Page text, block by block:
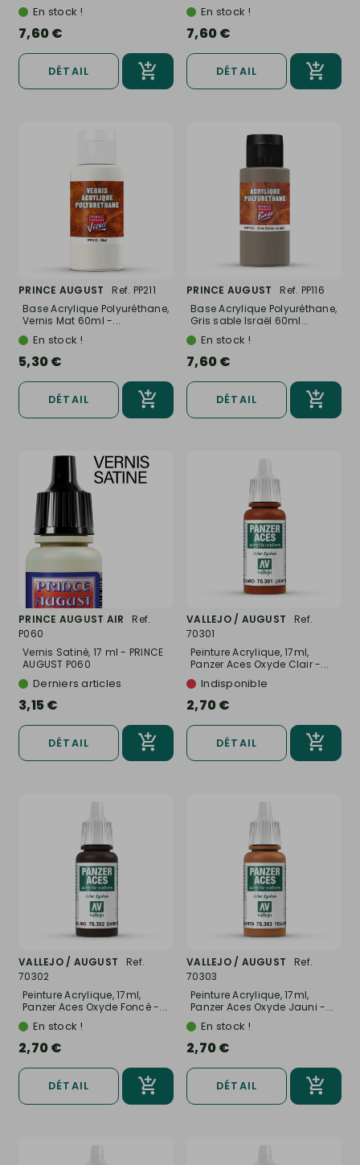
En stock !
7,60 €
DÉTAIL
En stock !
7,60 €
DÉTAIL
PRINCE AUGUST
Ref. PP211
Base Acrylique Polyuréthane,
Vernis Mat 60ml -...
En stock !
5,30 €
DÉTAIL
PRINCE AUGUST
Ref. PP116
Base Acrylique Polyuréthane,
Gris sable Israël 60ml...
En stock !
7,60 €
DÉTAIL
PRINCE AUGUST AIR
Ref.
P060
Vernis Satiné, 17 ml - PRINCE
AUGUST P060
Derniers articles
3,15 €
DÉTAIL
VALLEJO / AUGUST
Ref.
70301
Peinture Acrylique, 17ml,
Panzer Aces Oxyde Clair -...
Indisponible
2,70 €
DÉTAIL
VALLEJO / AUGUST
Ref.
70302
Peinture Acrylique, 17ml,
Panzer Aces Oxyde Foncé -...
En stock !
2,70 €
DÉTAIL
VALLEJO / AUGUST
Ref.
70303
Peinture Acrylique, 17ml,
Panzer Aces Oxyde Jauni -...
En stock !
2,70 €
DÉTAIL